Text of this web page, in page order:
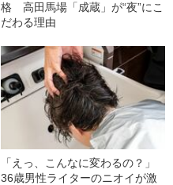
格 高田馬場「成蔵」が“夜”にこ
だわる理由
「えっ、こんなに変わるの？」
36歳男性ライターのニオイが激